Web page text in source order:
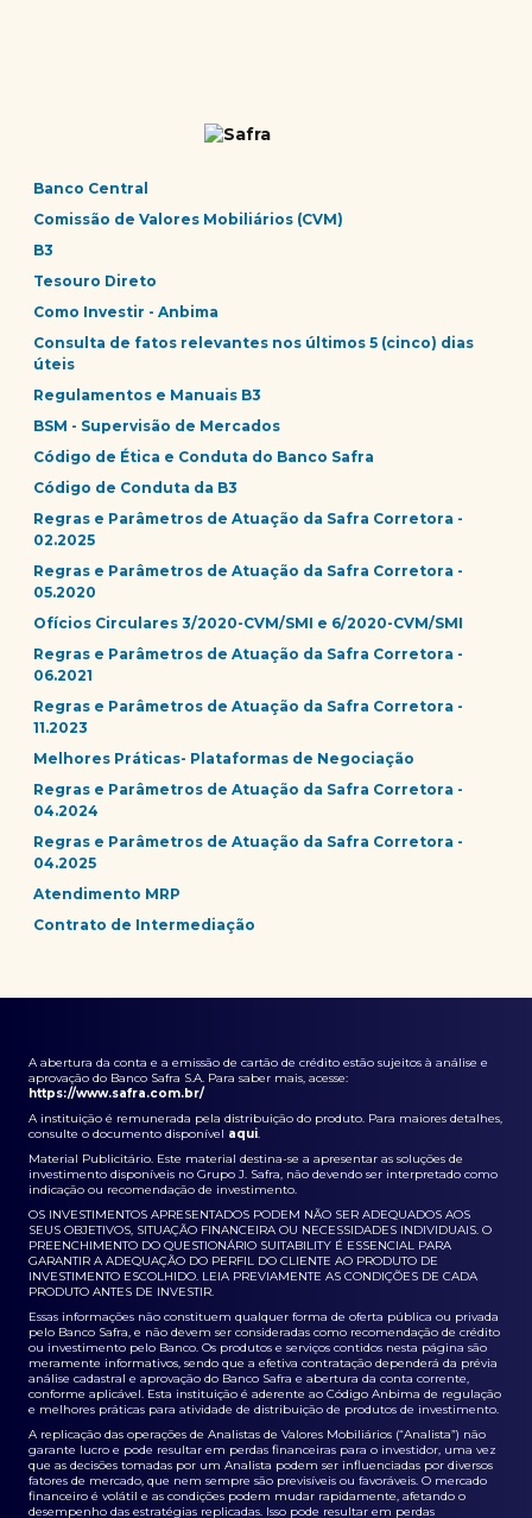
Banco Central
Comissão de Valores Mobiliários (CVM)
B3
Tesouro Direto
Como Investir - Anbima
Consulta de fatos relevantes nos últimos 5 (cinco) dias
úteis
Regulamentos e Manuais B3
BSM - Supervisão de Mercados
Código de Ética e Conduta do Banco Safra
Código de Conduta da B3
Regras e Parâmetros de Atuação da Safra Corretora -
02.2025
Regras e Parâmetros de Atuação da Safra Corretora -
05.2020
Ofícios Circulares 3/2020-CVM/SMI e 6/2020-CVM/SMI
Regras e Parâmetros de Atuação da Safra Corretora -
06.2021
Regras e Parâmetros de Atuação da Safra Corretora -
11.2023
Melhores Práticas- Plataformas de Negociação
Regras e Parâmetros de Atuação da Safra Corretora -
04.2024
Regras e Parâmetros de Atuação da Safra Corretora -
04.2025
Atendimento MRP
Contrato de Intermediação
A abertura da conta e a emissão de cartão de crédito estão sujeitos à análise e
aprovação do Banco Safra S.A. Para saber mais, acesse:
https://www.safra.com.br/
A instituição é remunerada pela distribuição do produto. Para maiores detalhes,
consulte o documento disponível aqui.
Material Publicitário. Este material destina-se a apresentar as soluções de
investimento disponíveis no Grupo J. Safra, não devendo ser interpretado como
indicação ou recomendação de investimento.
OS INVESTIMENTOS APRESENTADOS PODEM NÃO SER ADEQUADOS AOS
SEUS OBJETIVOS, SITUAÇÃO FINANCEIRA OU NECESSIDADES INDIVIDUAIS. O
PREENCHIMENTO DO QUESTIONÁRIO SUITABILITY É ESSENCIAL PARA
GARANTIR A ADEQUAÇÃO DO PERFIL DO CLIENTE AO PRODUTO DE
INVESTIMENTO ESCOLHIDO. LEIA PREVIAMENTE AS CONDIÇÕES DE CADA
PRODUTO ANTES DE INVESTIR.
Essas informações não constituem qualquer forma de oferta pública ou privada
pelo Banco Safra, e não devem ser consideradas como recomendação de crédito
ou investimento pelo Banco. Os produtos e serviços contidos nesta página são
meramente informativos, sendo que a efetiva contratação dependerá da prévia
análise cadastral e aprovação do Banco Safra e abertura da conta corrente,
conforme aplicável. Esta instituição é aderente ao Código Anbima de regulação
e melhores práticas para atividade de distribuição de produtos de investimento.
A replicação das operações de Analistas de Valores Mobiliários (“Analista”) não
garante lucro e pode resultar em perdas financeiras para o investidor, uma vez
que as decisões tomadas por um Analista podem ser influenciadas por diversos
fatores de mercado, que nem sempre são previsíveis ou favoráveis. O mercado
financeiro é volátil e as condições podem mudar rapidamente, afetando o
desempenho das estratégias replicadas. Isso pode resultar em perdas